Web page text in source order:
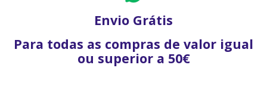
Envio Grátis
Para todas as compras de valor igual
ou superior a 50€